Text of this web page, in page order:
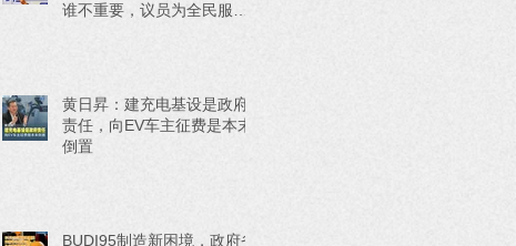
谁不重要，议员为全民服务
黄日昇：建充电基设是政府
责任，向EV车主征费是本末
倒置
BUDI95制造新困境，政府省